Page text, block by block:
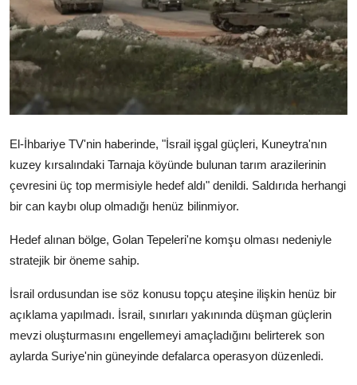
Arşiv
İletişim
Türkçe Kurdi
El-İhbariye TV'nin haberinde, "İsrail işgal güçleri, Kuneytra'nın
kuzey kırsalındaki Tarnaja köyünde bulunan tarım arazilerinin
çevresini üç top mermisiyle hedef aldı" denildi. Saldırıda herhangi
bir can kaybı olup olmadığı henüz bilinmiyor.
Hedef alınan bölge, Golan Tepeleri'ne komşu olması nedeniyle
stratejik bir öneme sahip.
İsrail ordusundan ise söz konusu topçu ateşine ilişkin henüz bir
açıklama yapılmadı. İsrail, sınırları yakınında düşman güçlerin
mevzi oluşturmasını engellemeyi amaçladığını belirterek son
aylarda Suriye'nin güneyinde defalarca operasyon düzenledi.